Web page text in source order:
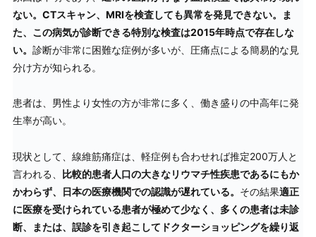
ない。CTスキャン、MRIを検査しても異常を発見できない。ま
た、この病気が診断できる特別な検査は2015年時点で存在しな
い。 診断が非常に困難な症例が多いが、圧痛点による簡易的な見
分け方が知られる。
患者は、男性より女性の方が非常に多く、働き盛りの中高年に発
生率が高い。
現状として、線維筋痛症は、軽症例も合わせれば推定200万人と
言われる、
比較的患者人口の大きなリウマチ性疾患であるにもか
かわらず、日本の医療機関での認識が遅れている。 その結果適正
に医療を受けられている患者が極めて少なく、多くの患者は未診
断、または、誤診を引き起こしてドクターショッピングを繰り返